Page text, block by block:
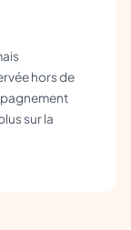
hors de
sur la